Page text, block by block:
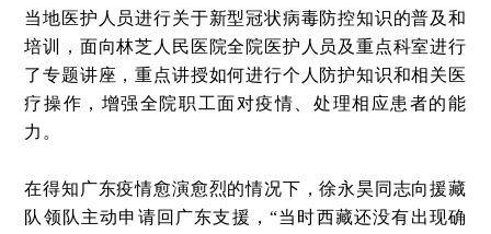
当地医护人员进行关于新型冠状病毒防控知识的普及和
培训，面向林芝人民医院全院医护人员及重点科室进行
了专题讲座，重点讲授如何进行个人防护知识和相关医
疗操作，增强全院职工面对疫情、处理相应患者的能
力。
在得知广东疫情愈演愈烈的情况下，徐永昊同志向援藏
队领队主动申请回广东支援，“当时西藏还没有出现确